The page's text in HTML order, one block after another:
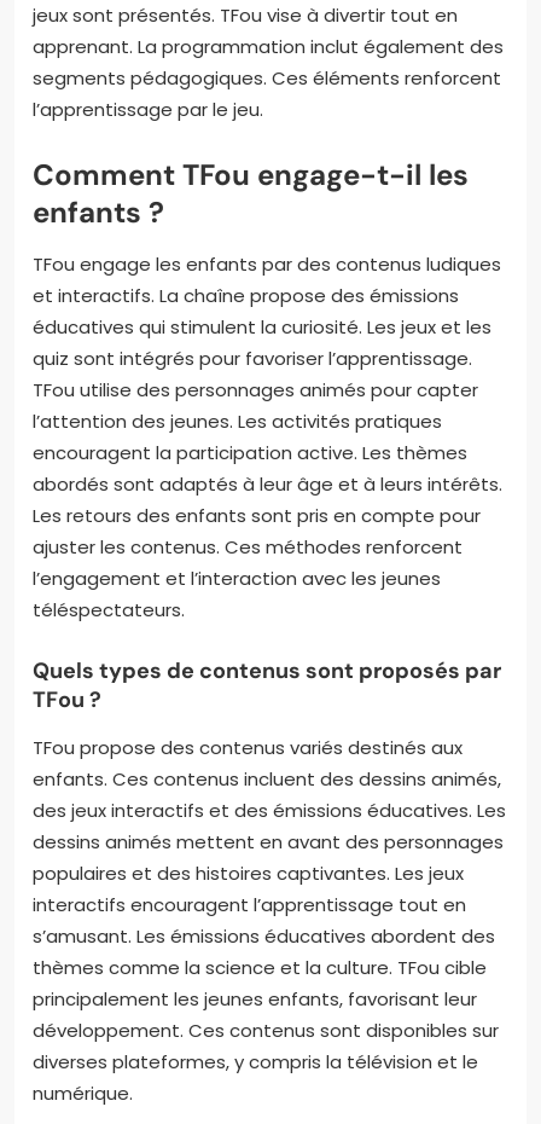
jeux sont présentés. TFou vise à divertir tout en
apprenant. La programmation inclut également des
segments pédagogiques. Ces éléments renforcent
l’apprentissage par le jeu.
Comment TFou engage-t-il les
enfants ?
TFou engage les enfants par des contenus ludiques
et interactifs. La chaîne propose des émissions
éducatives qui stimulent la curiosité. Les jeux et les
quiz sont intégrés pour favoriser l’apprentissage.
TFou utilise des personnages animés pour capter
l’attention des jeunes. Les activités pratiques
encouragent la participation active. Les thèmes
abordés sont adaptés à leur âge et à leurs intérêts.
Les retours des enfants sont pris en compte pour
ajuster les contenus. Ces méthodes renforcent
l’engagement et l’interaction avec les jeunes
téléspectateurs.
Quels types de contenus sont proposés par
TFou ?
TFou propose des contenus variés destinés aux
enfants. Ces contenus incluent des dessins animés,
des jeux interactifs et des émissions éducatives. Les
dessins animés mettent en avant des personnages
populaires et des histoires captivantes. Les jeux
interactifs encouragent l’apprentissage tout en
s’amusant. Les émissions éducatives abordent des
thèmes comme la science et la culture. TFou cible
principalement les jeunes enfants, favorisant leur
développement. Ces contenus sont disponibles sur
diverses plateformes, y compris la télévision et le
numérique.